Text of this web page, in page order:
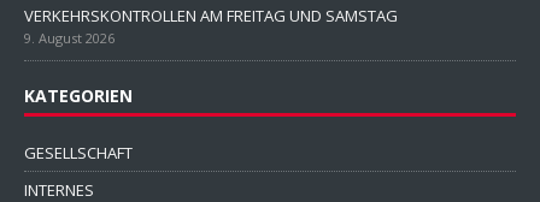
VERKEHRSKONTROLLEN AM FREITAG UND SAMSTAG
9. August 2026
KATEGORIEN
GESELLSCHAFT
INTERNES